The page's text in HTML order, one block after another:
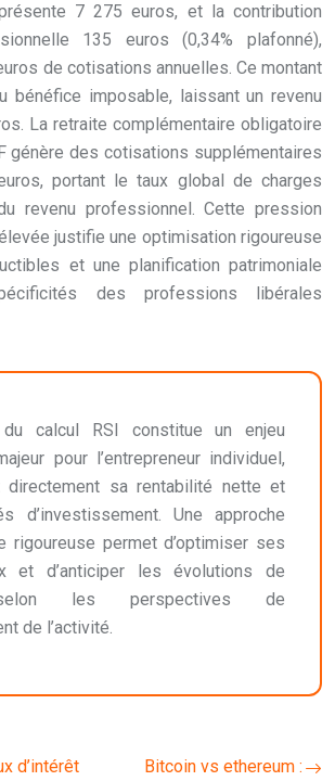
7 275 euros, et la contribution
135 euros (0,34% plafonné),
de cotisations annuelles. Ce montant
bénéfice imposable, laissant un revenu
La retraite complémentaire obligatoire
génère des cotisations supplémentaires
portant le taux global de charges
revenu professionnel. Cette pression
justifie une optimisation rigoureuse
et une planification patrimoniale
des professions libérales
calcul RSI constitue un enjeu
pour l’entrepreneur individuel,
directement sa rentabilité nette et
d’investissement. Une approche
rigoureuse permet d’optimiser ses
et d’anticiper les évolutions de
les perspectives de
de l’activité.
d’intérêt
Bitcoin vs ethereum :